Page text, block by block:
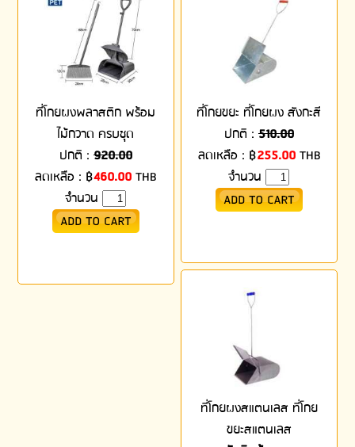
ที่โกยผงพลาสติก พร้อม
ไม้กวาด ครบชุด
ปกติ : 920.00
ลดเหลือ : ฿460.00 THB
จำนวน
ที่โกยขยะ ที่โกยผง สังกะสี
ปกติ : 510.00
ลดเหลือ : ฿255.00THB
จำนวน
ที่โกยผงสแตนเลส ที่โกย
ขยะสแตนเลส